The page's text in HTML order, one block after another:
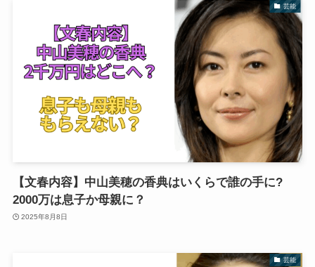
芸能
【文春内容】中山美穂の香典はいくらで誰の手に?
2000万は息子か母親に？
2025年8月8日
芸能